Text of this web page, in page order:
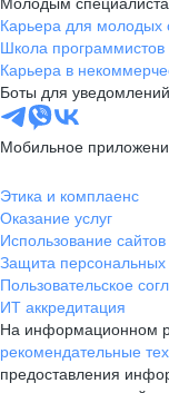
Карьера для молодых
Школа программистов
Карьера в
Боты для уведомлений
Мобильное
Этика и комплаенс
Оказание услуг
Использование сайтов
Защита
Пользовательское
ИТ аккредитация
На информационном
рекомендательные
предоставления